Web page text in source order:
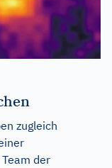
zugleich
der